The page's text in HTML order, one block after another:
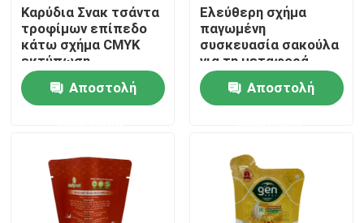
Μας ελάτε σε επαφή με
Ειδήσεις
Σακούλες συσκευασίας τροφίμων
Θήκη συσκευασίας στομίου
Καρύδια Σνακ τσάντα
τροφίμων επίπεδο
κάτω σχήμα CMYK
εκτύπωση
Αποστολή
Ελεύθερη σχήμα
παγωμένη
συσκευασία σακούλα
για τη μεταφορά
πολλαπλών
εφαρμογώνΑποστολή